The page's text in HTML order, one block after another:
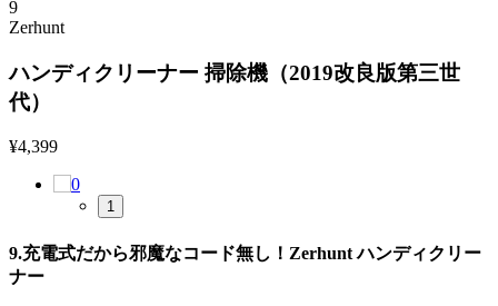
9
Zerhunt
ハンディクリーナー 掃除機（2019改良版第三世
代）
¥4,399
1
9.充電式だから邪魔なコード無し！Zerhunt ハンディクリー
ナー